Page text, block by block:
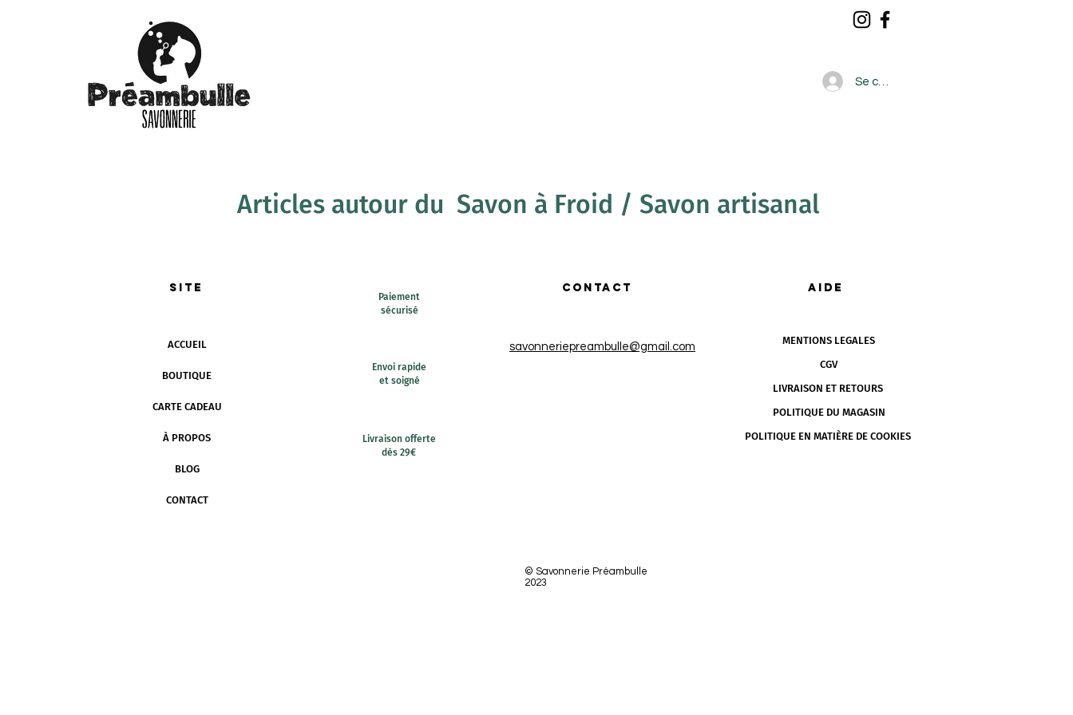
Se connecter
Articles autour du Savon à Froid / Savon artisanal
SITE
ACCUEIL
BOUTIQUE
CARTE CADEAU
À PROPOS
BLOG
CONTACT
Paiement
sécurisé
Envoi rapide
et soigné
Livraison offerte
dès 29€
CONTACT
savonneriepreambulle@gmail.com
AIDE
MENTIONS LEGALES
CGV
LIVRAISON ET RETOURS
POLITIQUE DU MAGASIN
POLITIQUE EN MATIÈRE DE COOKIES
© Savonnerie Préambulle
2023